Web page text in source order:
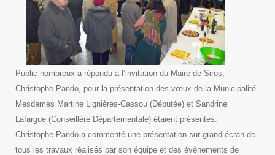
Public nombreux a répondu à l’invitation du Maire de Siros,
Christophe Pando, pour la présentation des vœux de la Municipalité.
Mesdames Martine Lignières-Cassou (Députée) et Sandrine
Lafargue (Conseillère Départementale) étaient présentes.
Christophe Pando a commenté une présentation sur grand écran de
tous les travaux réalisés par son équipe et des évènements de